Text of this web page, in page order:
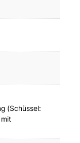
(Schüssel: